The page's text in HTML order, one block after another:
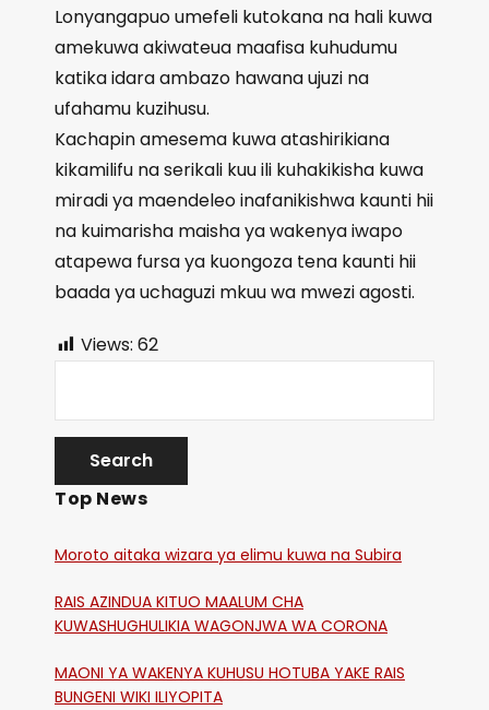
Lonyangapuo umefeli kutokana na hali kuwa
amekuwa akiwateua maafisa kuhudumu
katika idara ambazo hawana ujuzi na
ufahamu kuzihusu.
Kachapin amesema kuwa atashirikiana
kikamilifu na serikali kuu ili kuhakikisha kuwa
miradi ya maendeleo inafanikishwa kaunti hii
na kuimarisha maisha ya wakenya iwapo
atapewa fursa ya kuongoza tena kaunti hii
baada ya uchaguzi mkuu wa mwezi agosti.
Views: 62
Top News
Moroto aitaka wizara ya elimu kuwa na Subira
RAIS AZINDUA KITUO MAALUM CHA
KUWASHUGHULIKIA WAGONJWA WA CORONA
MAONI YA WAKENYA KUHUSU HOTUBA YAKE RAIS
BUNGENI WIKI ILIYOPITA